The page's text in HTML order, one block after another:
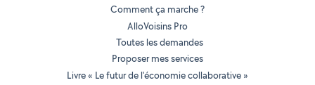
Comment ça marche ?
AlloVoisins Pro
Toutes les demandes
Proposer mes services
Livre « Le futur de l'économie collaborative »